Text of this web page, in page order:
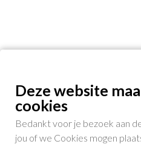
Deze website
cookies
Bedankt voor je bezoek aan
jou of we Cookies mogen